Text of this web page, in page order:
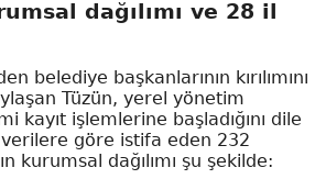
dağılımı ve 28 il
belediye başkanlarının kırılımını
Tüzün, yerel yönetim
kayıt işlemlerine başladığını dile
verilere göre istifa eden 232
kurumsal dağılımı şu şekilde: